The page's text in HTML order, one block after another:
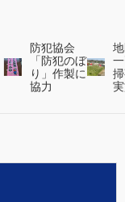
防犯協会
「防犯のぼ
り」作製に
協力